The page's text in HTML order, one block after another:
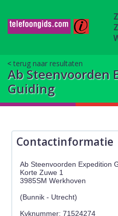
terug naar resultaten
Ab Steenvoorden
Guiding
Contactinformatie
Ab Steenvoorden Expedition
Korte Zuwe 1
3985SM Werkhoven
(Bunnik - Utrecht)
Kvknummer: 71524274